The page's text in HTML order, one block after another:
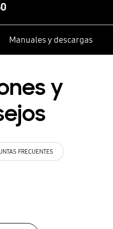
Manuales y descargas
y
FRECUENTES